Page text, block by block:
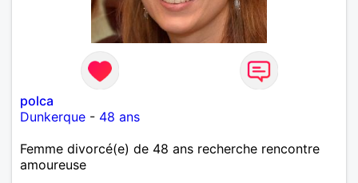
polca
Dunkerque - 48 ans
Femme divorcé(e) de 48 ans recherche rencontre
amoureuse